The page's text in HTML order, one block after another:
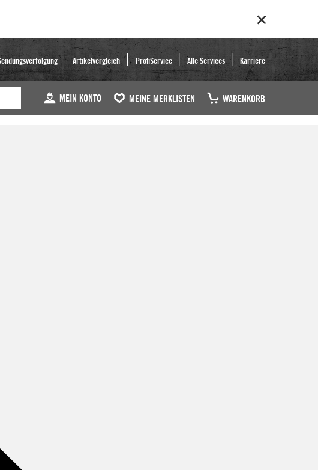
Artikelvergleich ProfiService Alle Services Karriere
MEIN KONTO MEINE MERKLISTEN WARENKORB